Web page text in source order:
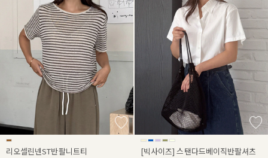
리오셀린넨ST반팔니트티 [빅사이즈] 스탠다드베이직반팔셔츠